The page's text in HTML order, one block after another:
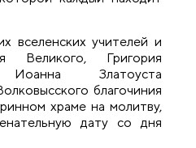
вселенских учителей и
Великого, Григория
Златоуста
благочиния
храме на молитву,
дату со дня